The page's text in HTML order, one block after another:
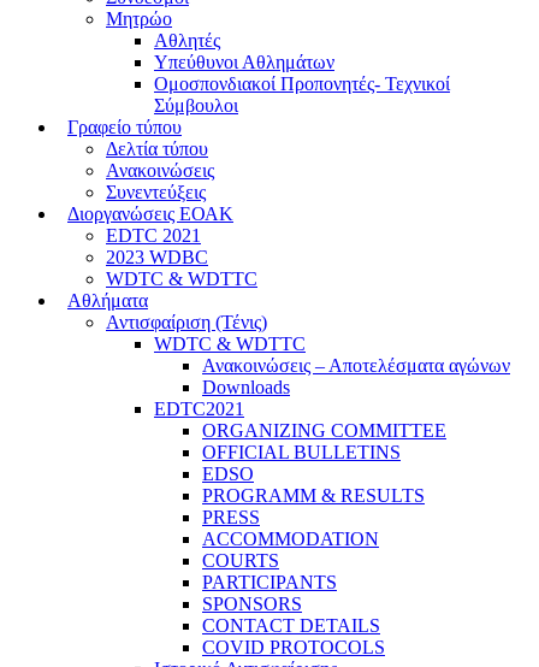
Μητρώο
Αθλητές
Υπεύθυνοι Αθλημάτων
Ομοσπονδιακοί Προπονητές- Τεχνικοί
Σύμβουλοι
Γραφείο τύπου
Δελτία τύπου
Ανακοινώσεις
Συνεντεύξεις
Διοργανώσεις ΕΟΑΚ
EDTC 2021
2023 WDBC
WDTC & WDTTC
Αθλήματα
Αντισφαίριση (Τένις)
WDTC & WDTTC
Ανακοινώσεις – Αποτελέσματα αγώνων
Downloads
EDTC2021
ORGANIZING COMMITTEE
OFFICIAL BULLETINS
EDSO
PROGRAMM & RESULTS
PRESS
ACCOMMODATION
COURTS
PARTICIPANTS
SPONSORS
CONTACT DETAILS
COVID PROTOCOLS